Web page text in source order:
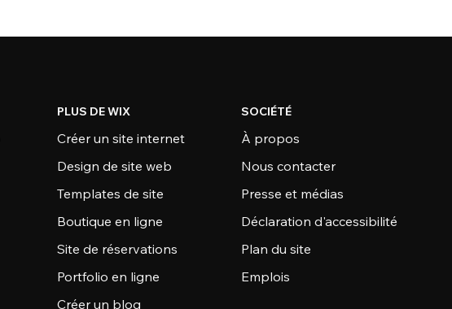
PLUS DE WIX
Créer un site internet
Design de site web
Templates de site
Boutique en ligne
Site de réservations
Portfolio en ligne
Créer un blog
SOCIÉTÉ
À propos
Nous contacter
Presse et médias
Déclaration d'accessibilité
Plan du site
Emplois